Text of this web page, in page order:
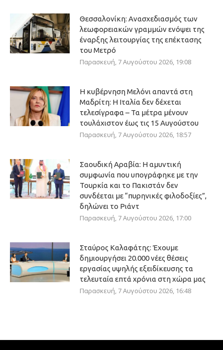
Θεσσαλονίκη: Ανασχεδιασμός των
λεωφορειακών γραμμών ενόψει της
έναρξης λειτουργίας της επέκτασης
του Μετρό
Παρασκευή, 7 Αυγούστου 2026, 19:08
Η κυβέρνηση Μελόνι απαντά στη
Μαδρίτη: Η Ιταλία δεν δέχεται
τελεσίγραφα – Τα μέτρα μένουν
τουλάχιστον έως τις 15 Αυγούστου
Παρασκευή, 7 Αυγούστου 2026, 18:57
Σαουδική Αραβία: Η αμυντική
συμφωνία που υπογράφηκε με την
Τουρκία και το Πακιστάν δεν
συνδέεται με “πυρηνικές φιλοδοξίες”,
δηλώνει το Ριάντ
Παρασκευή, 7 Αυγούστου 2026, 17:00
Σταύρος Καλαφάτης: Έχουμε
δημιουργήσει 20.000 νέες θέσεις
εργασίας υψηλής εξειδίκευσης τα
τελευταία επτά χρόνια στη χώρα μας
Παρασκευή, 7 Αυγούστου 2026, 16:48